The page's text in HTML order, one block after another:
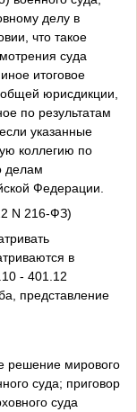
делу в
что такое
суда
итоговое
юрисдикции,
по результатам
указанные
коллегию по
делам
Федерации.
N 216-ФЗ)
в
- 401.12
представление
решение мирового
суда; приговор
суда